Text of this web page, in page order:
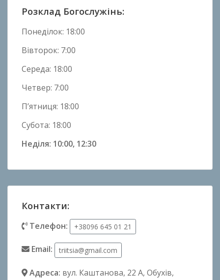
н
и
Розклад Богослужінь:
Понеділок: 18:00
Вівторок: 7:00
Середа: 18:00
Четвер: 7:00
П’ятниця: 18:00
Субота: 18:00
Неділя: 10:00, 12:30
Контакти:
Телефон: +38096 645 01 21
Email: triitsia@gmail.com
Адреса: вул. Каштанова, 22 А, Обухів,